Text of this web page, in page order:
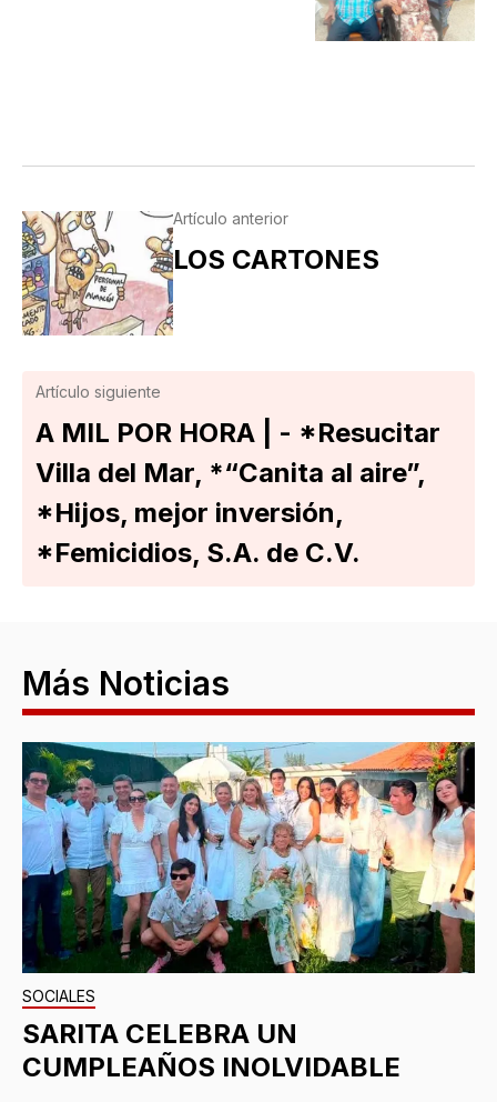
Artículo anterior
LOS CARTONES
Artículo siguiente
A MIL POR HORA | - *Resucitar
Villa del Mar, *“Canita al aire”,
*Hijos, mejor inversión,
*Femicidios, S.A. de C.V.
Más Noticias
SOCIALES
SARITA CELEBRA UN
CUMPLEAÑOS INOLVIDABLE